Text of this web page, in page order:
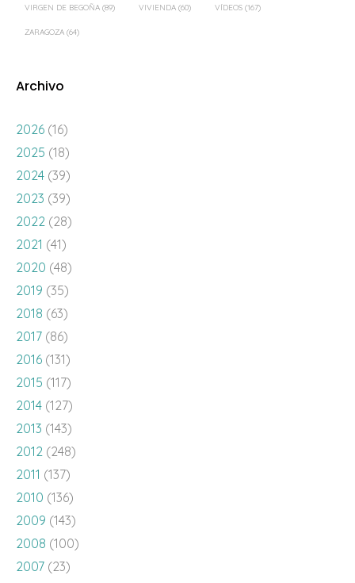
VIRGEN DE BEGOÑA (89) VIVIENDA (60) VÍDEOS (167)
ZARAGOZA (64)
Archivo
2026 (16)
2025 (18)
2024 (39)
2023 (39)
2022 (28)
2021 (41)
2020 (48)
2019 (35)
2018 (63)
2017 (86)
2016 (131)
2015 (117)
2014 (127)
2013 (143)
2012 (248)
2011 (137)
2010 (136)
2009 (143)
2008 (100)
2007 (23)